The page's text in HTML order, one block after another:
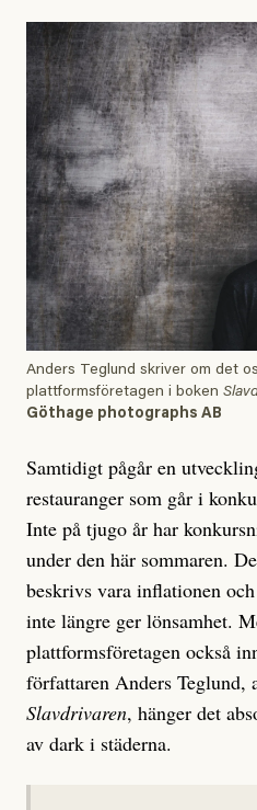
Anders Teglund skriver om det
plattformsföretagen i boken
Göthage photographs AB
Samtidigt pågår en
restauranger som går i
Inte på tjugo år har
under den här sommaren.
beskrivs vara inflationen
inte längre ger lönsamhet.
plattformsföretagen också
författaren Anders Teglund,
Slavdrivaren, hänger det
av dark i städerna.